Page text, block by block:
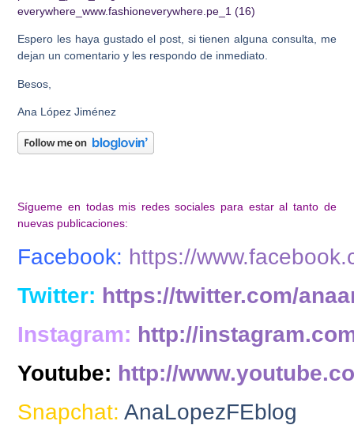
Espero les haya gustado el post, si tienen alguna consulta, me
dejan un comentario y les respondo de inmediato.
Besos,
Ana López Jiménez
Sígueme en todas mis redes sociales para estar al tanto de
nuevas publicaciones:
Facebook: https://
Twitter: https://twitter.com/
Instagram: http://
Youtube: http://
Snapchat: AnaLopezFEblog